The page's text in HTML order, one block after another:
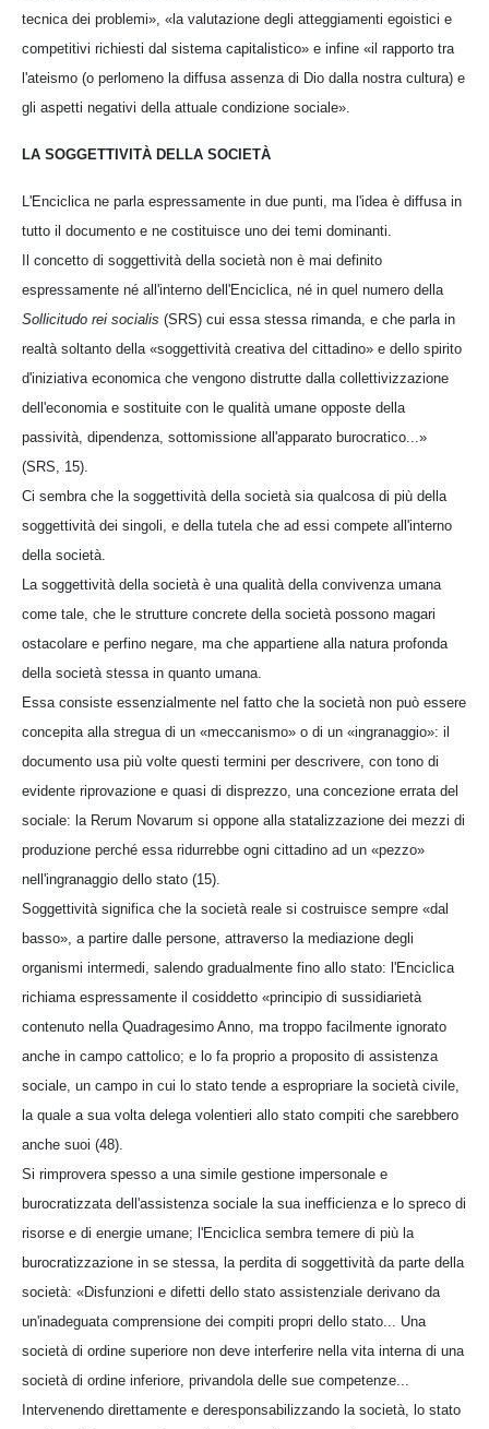
tecnica dei problemi», «la valutazione degli atteggiamenti egoistici e
competitivi richiesti dal sistema capitalistico» e infine «il rapporto tra
l'ateismo (o perlomeno la diffusa assenza di Dio dalla nostra cultura) e
gli aspetti negativi della attuale condizione sociale».
LA SOGGETTIVITÀ DELLA SOCIETÀ
L'Enciclica ne parla espressamente in due punti, ma l'idea è diffusa in
tutto il documento e ne costituisce uno dei temi dominanti.
Il concetto di soggettività della società non è mai definito
espressamente né all'interno dell'Enciclica, né in quel numero della
Sollicitudo rei socialis (SRS) cui essa stessa rimanda, e che parla in
realtà soltanto della «soggettività creativa del cittadino» e dello spirito
d'iniziativa economica che vengono distrutte dalla collettivizzazione
dell'economia e sostituite con le qualità umane opposte della
passività, dipendenza, sottomissione all'apparato burocratico...»
(SRS, 15).
Ci sembra che la soggettività della società sia qualcosa di più della
soggettività dei singoli, e della tutela che ad essi compete all'interno
della società.
La soggettività della società è una qualità della convivenza umana
come tale, che le strutture concrete della società possono magari
ostacolare e perfino negare, ma che appartiene alla natura profonda
della società stessa in quanto umana.
Essa consiste essenzialmente nel fatto che la società non può essere
concepita alla stregua di un «meccanismo» o di un «ingranaggio»: il
documento usa più volte questi termini per descrivere, con tono di
evidente riprovazione e quasi di disprezzo, una concezione errata del
sociale: la Rerum Novarum si oppone alla statalizzazione dei mezzi di
produzione perché essa ridurrebbe ogni cittadino ad un «pezzo»
nell'ingranaggio dello stato (15).
Soggettività significa che la società reale si costruisce sempre «dal
basso», a partire dalle persone, attraverso la mediazione degli
organismi intermedi, salendo gradualmente fino allo stato: l'Enciclica
richiama espressamente il cosiddetto «principio di sussidiarietà
contenuto nella Quadragesimo Anno, ma troppo facilmente ignorato
anche in campo cattolico; e lo fa proprio a proposito di assistenza
sociale, un campo in cui lo stato tende a espropriare la società civile,
la quale a sua volta delega volentieri allo stato compiti che sarebbero
anche suoi (48).
Si rimprovera spesso a una simile gestione impersonale e
burocratizzata dell'assistenza sociale la sua inefficienza e lo spreco di
risorse e di energie umane; l'Enciclica sembra temere di più la
burocratizzazione in se stessa, la perdita di soggettività da parte della
società: «Disfunzioni e difetti dello stato assistenziale derivano da
un'inadeguata comprensione dei compiti propri dello stato... Una
società di ordine superiore non deve interferire nella vita interna di una
società di ordine inferiore, privandola delle sue competenze...
Intervenendo direttamente e deresponsabilizzando la società, lo stato